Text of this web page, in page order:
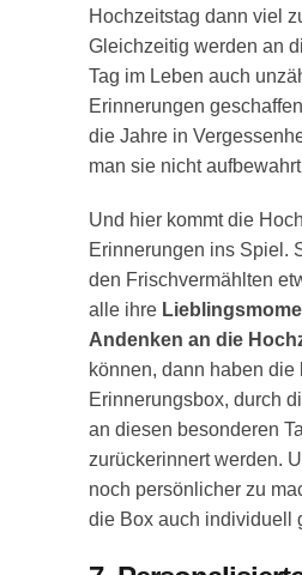
Hochzeitstag dann viel
Gleichzeitig werden an
Tag im Leben auch
Erinnerungen
die Jahre in
man sie nicht
Und hier kommt die
Erinnerungen ins Spiel.
den Frischvermählten
alle ihre
Andenken an die
können, dann haben die
Erinnerungsbox, durch
an diesen besonderen
zurückerinnert werden.
noch persönlicher zu
die Box auch individuell